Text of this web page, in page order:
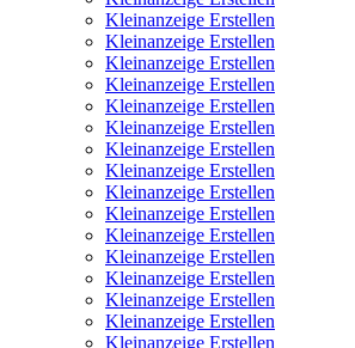
Kleinanzeige Erstellen
Kleinanzeige Erstellen
Kleinanzeige Erstellen
Kleinanzeige Erstellen
Kleinanzeige Erstellen
Kleinanzeige Erstellen
Kleinanzeige Erstellen
Kleinanzeige Erstellen
Kleinanzeige Erstellen
Kleinanzeige Erstellen
Kleinanzeige Erstellen
Kleinanzeige Erstellen
Kleinanzeige Erstellen
Kleinanzeige Erstellen
Kleinanzeige Erstellen
Kleinanzeige Erstellen